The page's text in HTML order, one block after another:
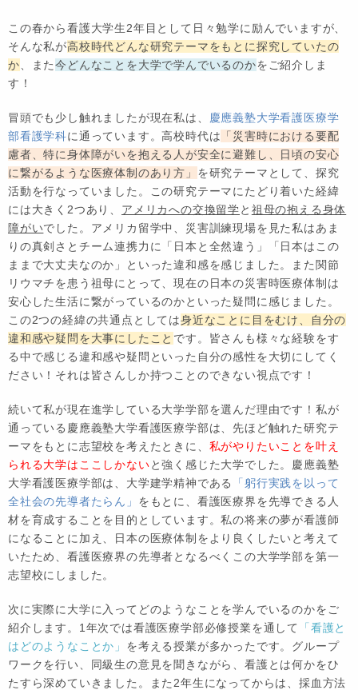
この春から看護大学生2年目として日々勉学に励んでいますが、
そんな私が高校時代どんな研究テーマをもとに探究していたの
か 、また今どんなことを大学で学んでいるのかをご紹介しま
す！
冒頭でも少し触れましたが現在私は、
慶應義塾大学看護医療学
部看護学科に通っています。高校時代は 「災害時における要配
慮者、特に身体障がいを抱える人が安全に避難し、日頃の安心
に繋がるような医療体制のあり方」 を研究テーマとして、探究
活動を行なっていました。この研究テーマにたどり着いた経緯
には大きく2つあり、 アメリカへの交換留学と 祖母の抱える身体
障がいでした。アメリカ留学中、災害訓練現場を見た私はあま
りの真剣さとチーム連携力に「日本と全然違う」「日本はこの
ままで大丈夫なのか」といった違和感を感じました。また関節
リウマチを患う祖母にとって、現在の日本の災害時医療体制は
安心した生活に繋がっているのかといった疑問に感じました。
この2つの経緯の共通点としては身近なことに目をむけ、自分の
違和感や疑問を大事にしたこと です。皆さんも様々な経験をす
る中で感じる違和感や疑問といった自分の感性を大切にしてく
ださい！それは皆さんしか持つことのできない視点です！
続いて私が現在進学している大学学部を選んだ理由です！私が
通っている慶應義塾大学看護医療学部は、先ほど触れた研究テ
ーマをもとに志望校を考えたときに、 私がやりたいことを叶え
られる大学はここしかないと強く感じた大学でした。慶應義塾
大学看護医療学部は、大学建学精神である
「躬行実践を以って
全社会の先導者たらん」 をもとに、看護医療界を先導できる人
材を育成することを目的としています。私の将来の夢が看護師
になることに加え、日本の医療体制をより良くしたいと考えて
いたため、看護医療界の先導者となるべくこの大学学部を第一
志望校にしました。
次に実際に大学に入ってどのようなことを学んでいるのかをご
紹介します。1年次では看護医療学部必修授業を通して
「看護と
はどのようなことか」 を考える授業が多かったです。グループ
ワークを行い、同級生の意見を聞きながら、看護とは何かをひ
たすら深めていきました。また2年生になってからは、採血方法